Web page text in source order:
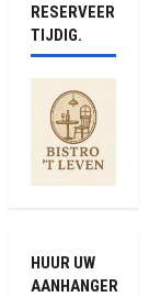
RESERVEER
TIJDIG.
HUUR UW
AANHANGER